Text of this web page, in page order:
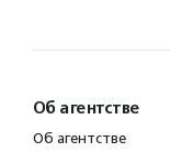
Об агентстве
Об агентстве